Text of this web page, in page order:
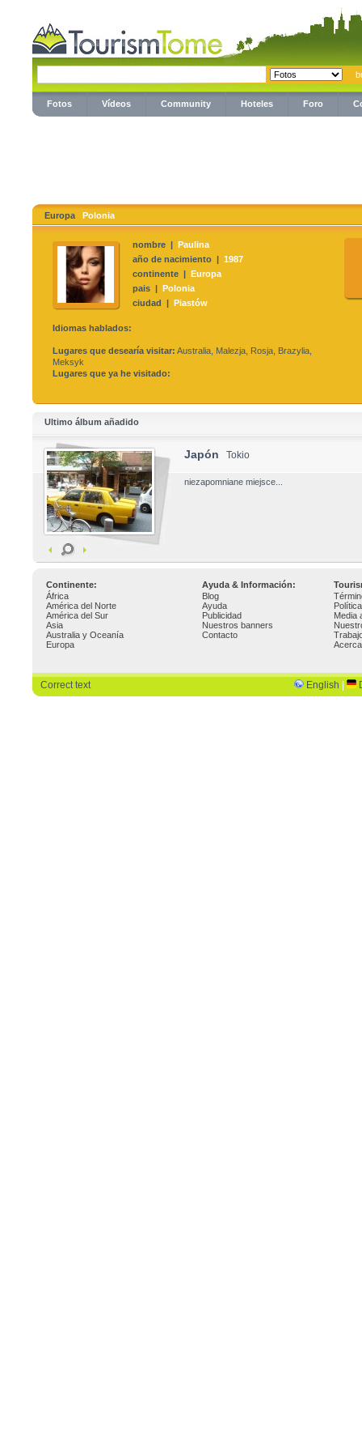
Fotos Vídeos Community Hoteles Foro
Europa Polonia
nombre | Paulina
año de nacimiento | 1987
continente | Europa
pais | Polonia
ciudad | Piastów
Idiomas hablados:
Lugares que desearía visitar: Australia, Malezja, Rosja, Brazylia,
Meksyk
Lugares que ya he visitado:
Ultimo álbum añadido
Japón Tokio
niezapomniane miejsce...
Continente: Ayuda & Información:
África
América del Norte
América del Sur
Asia
Australia y Oceanía
Europa
Blog
Ayuda
Publicidad
Nuestros banners
Contacto
Media
Correct text English